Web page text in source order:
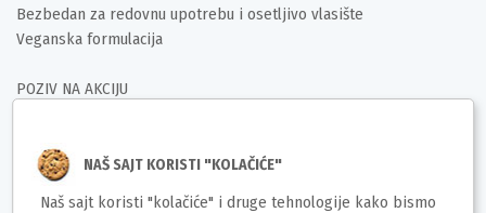
Bezbedan za redovnu upotrebu i osetljivo vlasište
Veganska formulacija
POZIV NA AKCIJU
Deklaracija
NAŠ SAJT KORISTI "KOLAČIĆE"
Naš sajt koristi "kolačiće" i druge tehnologije kako bismo